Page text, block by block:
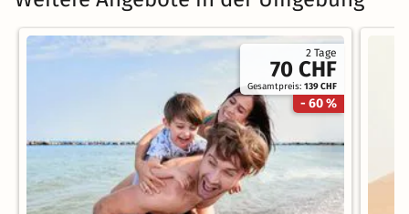
2 Tage
70 CHF
Gesamtpreis:139 CHF
- 60 %